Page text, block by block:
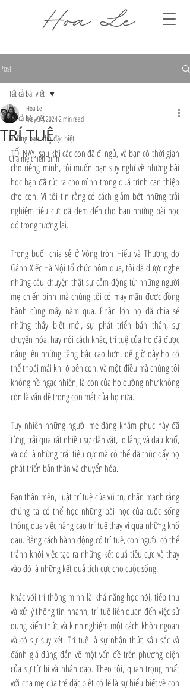
Post
Tất cả bài viết
Những bạn nhỏ đặc biệt
Cha mẹ chiến binh
Tất cả bài viết
TRÍ TUỆ
Hoa Le
May 31, 20242 min read
TỐI NAY, sau khi các con đã đi ngủ, và bạn có thời gian
cho riêng mình, tôi muốn bạn suy nghĩ về những bài
học bạn đã rút ra cho mình trong quá trình can thiệp
cho con. Vì tôi tin rằng có cách giảm bớt những trải
nghiệm tiêu cực đã đem đến cho bạn những bài học
đó trong tương lai.
Trong buổi chia sẻ ở Vòng tròn Hiểu và Thương do
Gánh Xiếc Hà Nội tổ chức hôm qua, tôi đã được nghe
những câu chuyện thật sự cảm động từ những người
mẹ chiến binh mà chúng tôi có may mắn được đồng
hành cùng mấy năm qua. Phần lớn họ đã chia sẻ
những thấy biết mới, sự phát triển bản thân, sự
chuyển hóa, hay nói cách khác, trí tuệ của họ đã được
nâng lên những tầng bậc cao hơn, để giờ đây họ có
thể thoải mái khi ở bên con. Và một điều mà chúng tôi
không hề ngạc nhiên, là con của họ dường như không
còn là vấn đề trong con mắt của họ nữa.
Tuy nhiên những người mẹ đáng khâm phục này đã
từng trải qua rất nhiều sự dằn vặt, lo lắng và đau khổ,
và đó là những trải tiêu cực mà có thể đã thúc đẩy họ
phát triển bản thân và chuyển hóa.
Bạn thân mến, Luật trí tuệ của vũ trụ nhấn mạnh rằng
chúng ta có thể học những bài học của cuộc sống
thông qua việc nâng cao trí tuệ thay vì qua những khổ
đau. Bằng cách hành động có trí tuệ, con người có thể
tránh khỏi việc tạo ra những kết quả tiêu cực và thay
vào đó là những kết quả tích cực cho cuộc sống.
Khác với trí thông minh là khả năng học hỏi, tiếp thu
và xử lý thông tin nhanh, trí tuệ liên quan đến việc sử
dụng kiến thức và kinh nghiệm một cách khôn ngoan
và có sự suy xét. Trí tuệ là sự nhận thức sâu sắc và
đánh giá đúng đắn về một vấn đề trên phương diện
của sự từ bi và nhân đạo. Theo tôi, quan trọng nhất
với cha mẹ của trẻ đặc biệt có lẽ là sự hiểu biết về con